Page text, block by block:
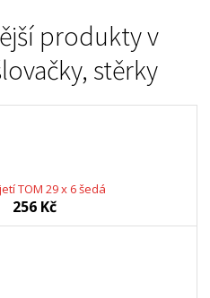
produkty v
stěrky
TOM 29 x 6 šedá
256 Kč